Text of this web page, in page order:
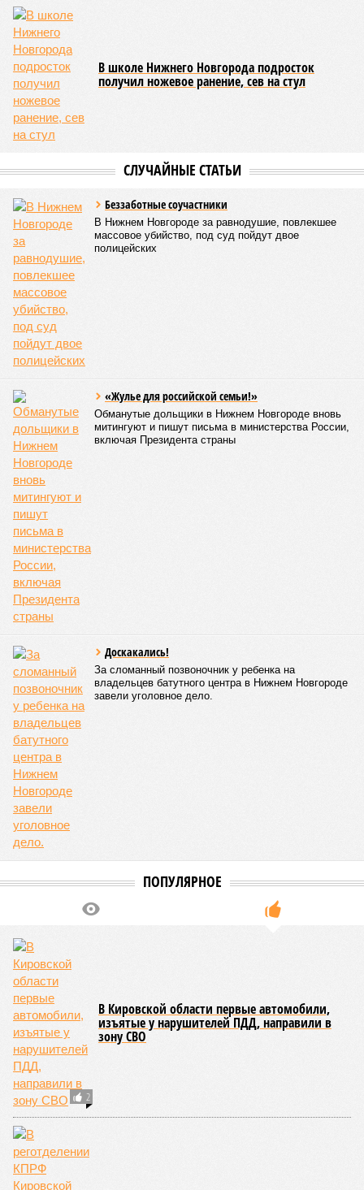
В школе Нижнего Новгорода подросток
получил ножевое ранение, сев на стул
СЛУЧАЙНЫЕ СТАТЬИ
Беззаботные соучастники
В Нижнем Новгороде за равнодушие, повлекшее
массовое убийство, под суд пойдут двое
полицейских
«Жулье для российской семьи!»
Обманутые дольщики в Нижнем Новгороде вновь
митингуют и пишут письма в министерства России,
включая Президента страны
Доскакались!
За сломанный позвоночник у ребенка на
владельцев батутного центра в Нижнем Новгороде
завели уголовное дело.
ПОПУЛЯРНОЕ
2
В Кировской области первые автомобили,
изъятые у нарушителей ПДД, направили в
зону СВО